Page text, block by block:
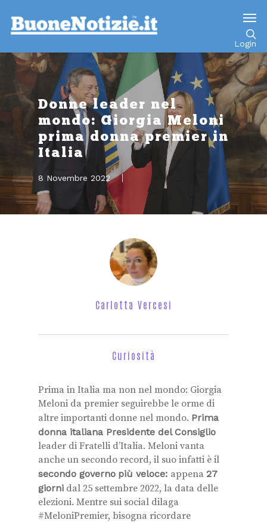
Login
Donne leader nel
mondo: Giorgia Meloni
prima donna premier in
Italia
8 Novembre 2022
Carlotta Vercesi
Curiosità
Prima in Italia ma non nel mondo: Giorgia
Meloni da premier seguirebbe le orme di
altre importanti donne nel mondo. Prima
donna italiana Presidente del Consiglio
leader di Fratelli d’Italia. Meloni vanta
anche un secondo record, il suo infatti è il
secondo governo più veloce: appena 27
giorni dal 25 settembre 2022, la data delle
elezioni. Mentre sui social dilaga
#MeloniPremier, bisogna ricordare
Go to mobile version